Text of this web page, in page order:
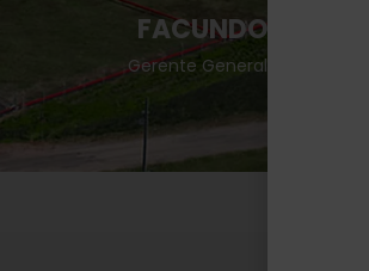
FACUNDO
Gerente General - TASA